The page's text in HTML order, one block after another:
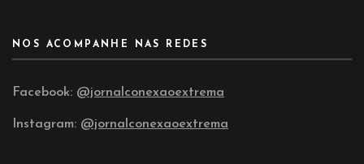
NOS ACOMPANHE NAS REDES
Facebook: @jornalconexaoextrema
Instagram: @jornalconexaoextrema